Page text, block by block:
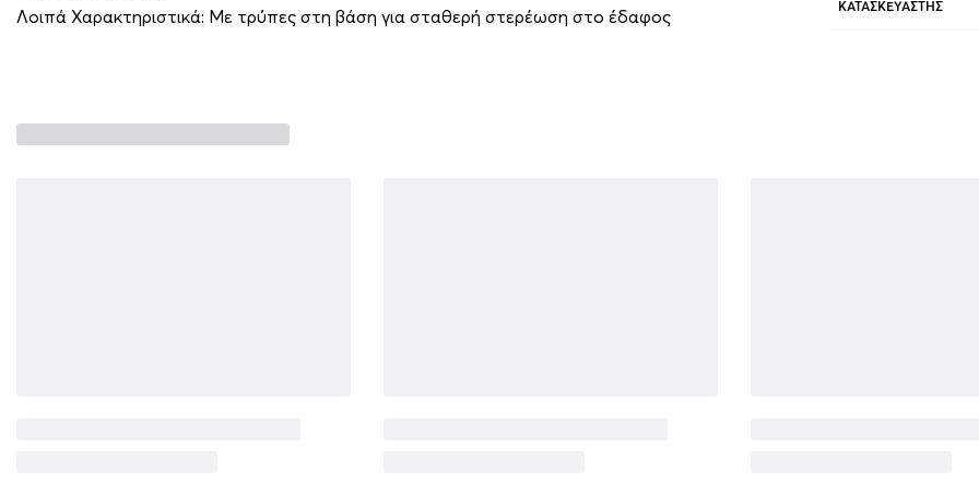
Λοιπά Χαρακτηριστικά: Με τρύπες στη βάση για σταθερή στερέωση στο έδαφος
ΚΑΤΑΣΚΕΥΑΣΤΉΣ